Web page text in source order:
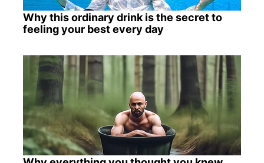
Why this ordinary drink is the secret to
feeling your best every day